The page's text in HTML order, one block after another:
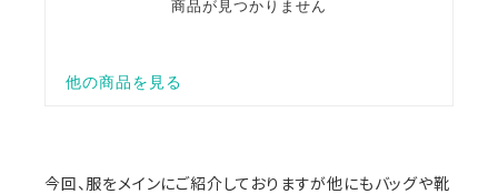
今回、服をメインにご紹介しておりますが他にもバッグや靴